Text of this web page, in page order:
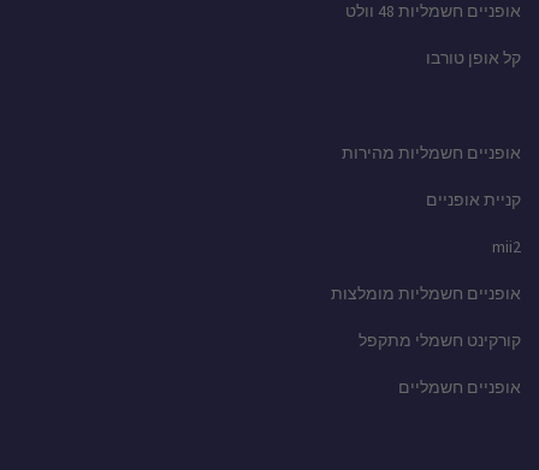
אופניים חשמליות 48 וולט
קל אופן טורבו
אופניים חשמליות מהירות
קניית אופניים
mii2
אופניים חשמליות מומלצות
קורקינט חשמלי מתקפל
אופניים חשמליים